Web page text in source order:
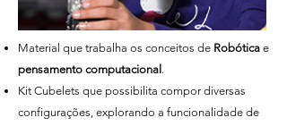
Material que trabalha os conceitos de Robótica e
pensamento computacional .
Kit Cubelets que possibilita compor diversas
configurações, explorando a funcionalidade de